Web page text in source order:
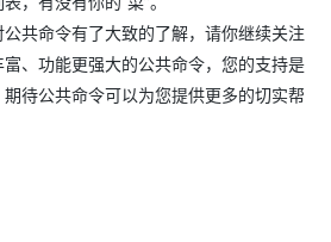
共命令有了大致的了解，请你继续关注
、功能更强大的公共命令，您的支持是
待公共命令可以为您提供更多的切实帮